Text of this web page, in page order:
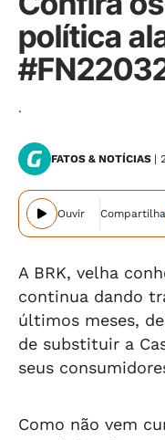
política
.
FATOS & NOTÍCIAS |
Ouvir
A BRK, velha
continua dando
últimos meses,
de substituir a
seus
Como não vem